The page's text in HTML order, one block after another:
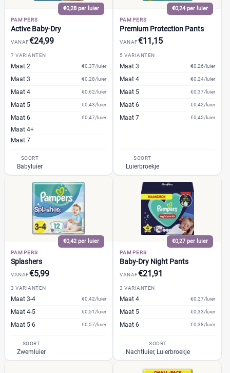
(0)
1
13+
2
2-15+ (0)
2-3 (0)
▼ +26 meer
Kenmerk
Milieuvriendelijk
Ongeparfumeerd
Urine-indicator
Geslacht
(4)
Jongen en meisje
Meisje
Winkel
Drogist
Etos (8)
€0,28 per luier
PAMPERS
Active Baby-Dry
VANAF€24,99
7 VARIANTEN
Maat 2 €0,37/luier
Maat 3 €0,28/luier
Maat 4 €0,62/luier
Maat 5 €0,43/luier
Maat 6 €0,47/luier
Maat 4+
Maat 7
SOORT
Babyluier
€0,24 per luier
PAMPERS
Premium Protection Pants
VANAF€11,15
5 VARIANTEN
Maat 3 €0,26/luier
Maat 4 €0,24/luier
Maat 5 €0,37/luier
Maat 6 €0,42/luier
Maat 7 €0,45/luier
SOORT
Luierbroekje
€0,42 per luier
PAMPERS
Splashers
VANAF€5,99
3 VARIANTEN
Maat 3-4 €0,42/luier
Maat 4-5 €0,51/luier
Maat 5-6 €0,57/luier
SOORT
Zwemluier
€0,27 per luier
PAMPERS
Baby-Dry Night Pants
VANAF€21,91
3 VARIANTEN
Maat 4 €0,27/luier
Maat 5 €0,33/luier
Maat 6 €0,38/luier
SOORT
Nachtluier, Luierbroekje